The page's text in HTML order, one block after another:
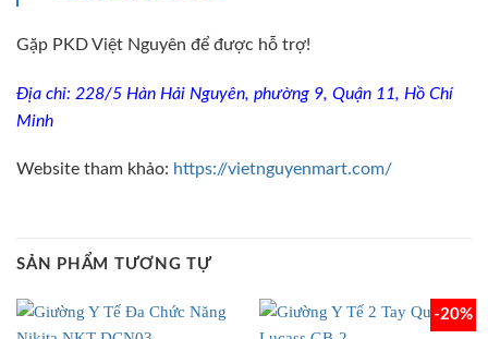
Gặp PKD Việt Nguyên để được hỗ trợ!
Địa chỉ: 228/5 Hàn Hải Nguyên, phường 9, Quận 11, Hồ Chí
Minh
Website tham khảo: https://vietnguyenmart.com/
SẢN PHẨM TƯƠNG TỰ
-20%